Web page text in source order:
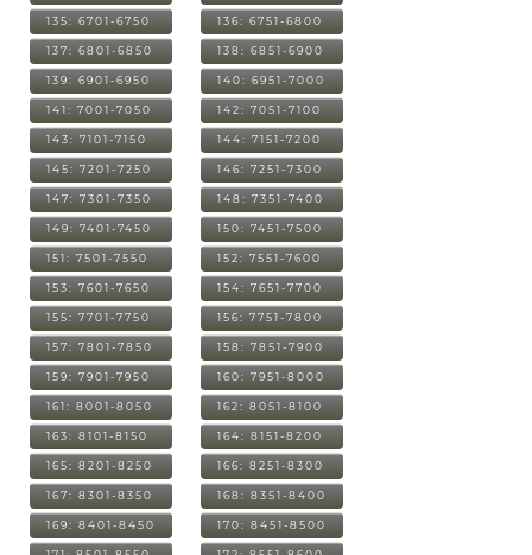
135: 6701-6750 136: 6751-6800
137: 6801-6850 138: 6851-6900
139: 6901-6950 140: 6951-7000
141: 7001-7050 142: 7051-7100
143: 7101-7150 144: 7151-7200
145: 7201-7250 146: 7251-7300
147: 7301-7350 148: 7351-7400
149: 7401-7450 150: 7451-7500
151: 7501-7550 152: 7551-7600
153: 7601-7650 154: 7651-7700
155: 7701-7750 156: 7751-7800
157: 7801-7850 158: 7851-7900
159: 7901-7950 160: 7951-8000
161: 8001-8050 162: 8051-8100
163: 8101-8150 164: 8151-8200
165: 8201-8250 166: 8251-8300
167: 8301-8350 168: 8351-8400
169: 8401-8450 170: 8451-8500